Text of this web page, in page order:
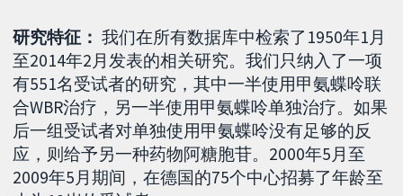
研究特征： 我们在所有数据库中检索了1950年1月
至2014年2月发表的相关研究。我们只纳入了一项
有551名受试者的研究，其中一半使用甲氨蝶呤联
合WBR治疗，另一半使用甲氨蝶呤单独治疗。如果
后一组受试者对单独使用甲氨蝶呤没有足够的反
应，则给予另一种药物阿糖胞苷。2000年5月至
2009年5月期间，在德国的75个中心招募了年龄至